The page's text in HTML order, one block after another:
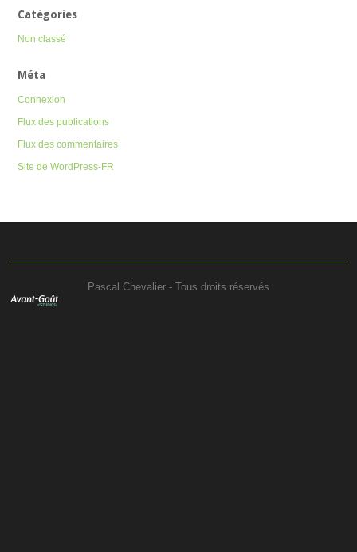
Catégories
Non classé
Méta
Connexion
Flux des publications
Flux des commentaires
Site de WordPress-FR
Pascal Chevalier - Tous droits réservés